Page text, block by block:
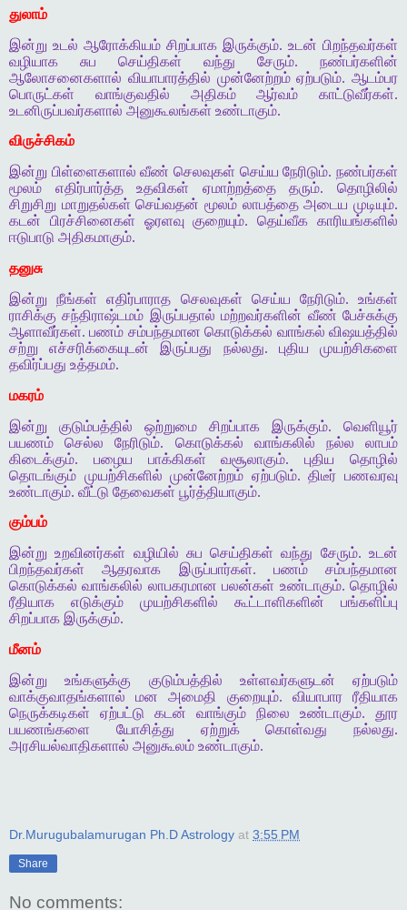
துலாம்
இன்று உடல் ஆரோக்கியம் சிறப்பாக இருக்கும். உடன் பிறந்தவர்கள்
வழியாக சுப செய்திகள் வந்து சேரும். நண்பர்களின்
ஆலோசனைகளால் வியாபாரத்தில் முன்னேற்றம் ஏற்படும். ஆடம்பர
பொருட்கள் வாங்குவதில் அதிகம் ஆர்வம் காட்டுவீர்கள்.
உடனிருப்பவர்களால் அனுகூலங்கள் உண்டாகும்.
விருச்சிகம்
இன்று பிள்ளைகளால் வீண் செலவுகள் செய்ய நேரிடும். நண்பர்கள்
மூலம் எதிர்பார்த்த உதவிகள் ஏமாற்றத்தை தரும். தொழிலில்
சிறுசிறு மாறுதல்கள் செய்வதன் மூலம் லாபத்தை அடைய முடியும்.
கடன் பிரச்சினைகள் ஓரளவு குறையும். தெய்வீக காரியங்களில்
ஈடுபாடு அதிகமாகும்.
தனுசு
இன்று நீங்கள் எதிர்பாராத செலவுகள் செய்ய நேரிடும். உங்கள்
ராசிக்கு சந்திராஷ்டமம் இருப்பதால் மற்றவர்களின் வீண் பேச்சுக்கு
ஆளாவீர்கள். பணம் சம்பந்தமான கொடுக்கல் வாங்கல் விஷயத்தில்
சற்று எச்சரிக்கையுடன் இருப்பது நல்லது. புதிய முயற்சிகளை
தவிர்ப்பது உத்தமம்.
மகரம்
இன்று குடும்பத்தில் ஒற்றுமை சிறப்பாக இருக்கும். வெளியூர்
பயணம் செல்ல நேரிடும். கொடுக்கல் வாங்கலில் நல்ல லாபம்
கிடைக்கும். பழைய பாக்கிகள் வசூலாகும். புதிய தொழில்
தொடங்கும் முயற்சிகளில் முன்னேற்றம் ஏற்படும். திடீர் பணவரவு
உண்டாகும். வீட்டு தேவைகள் பூர்த்தியாகும்.
கும்பம்
இன்று உறவினர்கள் வழியில் சுப செய்திகள் வந்து சேரும். உடன்
பிறந்தவர்கள் ஆதரவாக இருப்பார்கள். பணம் சம்பந்தமான
கொடுக்கல் வாங்கலில் லாபகரமான பலன்கள் உண்டாகும். தொழில்
ரீதியாக எடுக்கும் முயற்சிகளில் கூட்டாளிகளின் பங்களிப்பு
சிறப்பாக இருக்கும்.
மீனம்
இன்று உங்களுக்கு குடும்பத்தில் உள்ளவர்களுடன் ஏற்படும்
வாக்குவாதங்களால் மன அமைதி குறையும். வியாபார ரீதியாக
நெருக்கடிகள் ஏற்பட்டு கடன் வாங்கும் நிலை உண்டாகும். தூர
பயணங்களை யோசித்து ஏற்றுக் கொள்வது நல்லது.
அரசியல்வாதிகளால் அனுகூலம் உண்டாகும்.
Dr.Murugubalamurugan Ph.D Astrology at 3:55 PM
Share
No comments: